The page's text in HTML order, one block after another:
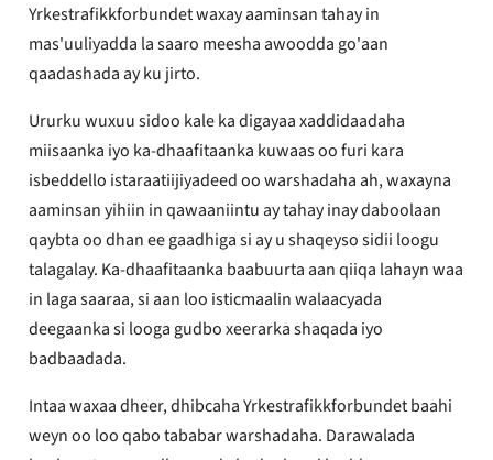
Yrkestrafikkforbundet waxay aaminsan tahay in
mas'uuliyadda la saaro meesha awoodda go'aan
qaadashada ay ku jirto.
Ururku wuxuu sidoo kale ka digayaa xaddidaadaha
miisaanka iyo ka-dhaafitaanka kuwaas oo furi kara
isbeddello istaraatiijiyadeed oo warshadaha ah, waxayna
aaminsan yihiin in qawaaniintu ay tahay inay daboolaan
qaybta oo dhan ee gaadhiga si ay u shaqeyso sidii loogu
talagalay. Ka-dhaafitaanka baabuurta aan qiiqa lahayn waa
in laga saaraa, si aan loo isticmaalin walaacyada
deegaanka si looga gudbo xeerarka shaqada iyo
badbaadada.
Intaa waxaa dheer, dhibcaha Yrkestrafikkforbundet baahi
weyn oo loo qabo tababar warshadaha. Darawalada